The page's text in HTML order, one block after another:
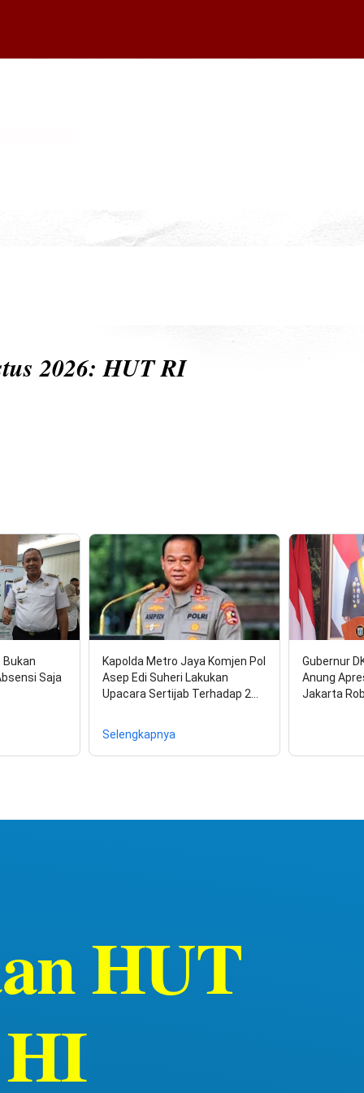
RI
Bukan
Saja
Kapolda Metro Jaya Komjen Pol
Asep Edi Suheri Lakukan
Upacara Sertijab Terhadap 2…
Selengkapnya
Gubernur
Anung
Jakarta
HUT